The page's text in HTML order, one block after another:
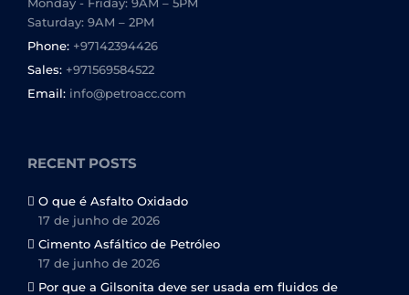
Saturday: 9AM – 2PM
Phone: +97142394426
Sales: +971569584522
Email: info@petroacc.com
RECENT POSTS
O que é Asfalto Oxidado
17 de junho de 2026
Cimento Asfáltico de Petróleo
17 de junho de 2026
Por que a Gilsonita deve ser usada em fluidos de